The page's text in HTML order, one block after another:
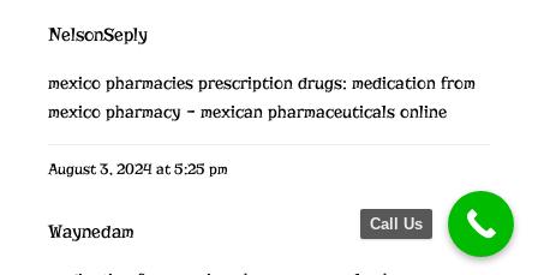
NelsonSeply
mexico pharmacies prescription drugs: medication from
mexico pharmacy – mexican pharmaceuticals online
August 3, 2024 at 5:25 pm
Waynedam Call Us